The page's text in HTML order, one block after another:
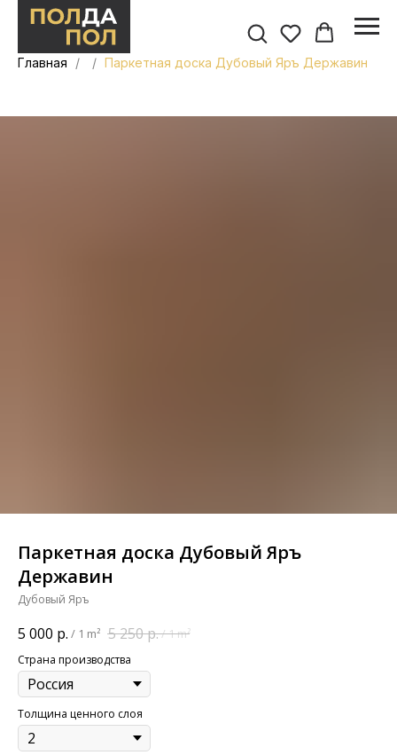
Главная Паркетная доска Дубовый Яръ Державин
Паркетная доска Дубовый Яръ
Державин
Дубовый Яръ
5 000 р. / 1 m² 5 250р./1 m²
Страна производства
Толщина ценного слоя